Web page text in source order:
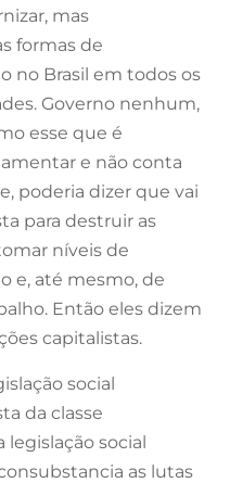
mas
formas de
no Brasil em todos os
Governo nenhum,
esse que é
e não conta
poderia dizer que vai
para destruir as
níveis de
e, até mesmo, de
Então eles dizem
capitalistas.
social
da classe
legislação social
as lutas